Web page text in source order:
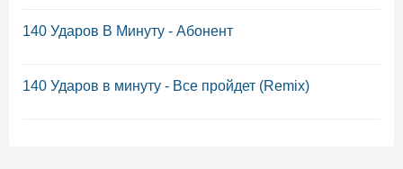
140 Ударов В Минуту - Абонент
140 Ударов в минуту - Все пройдет (Remix)